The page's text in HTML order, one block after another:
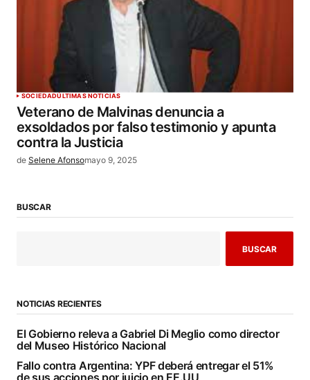
SOCIEDADÚLTIMAS NOTICIAS
Veterano de Malvinas denuncia a
exsoldados por falso testimonio y apunta
contra la Justicia
de Selene Afonsomayo 9, 2025
BUSCAR
BUSCAR
NOTICIAS RECIENTES
El Gobierno releva a Gabriel Di Meglio como director
del Museo Histórico Nacional
Fallo contra Argentina: YPF deberá entregar el 51%